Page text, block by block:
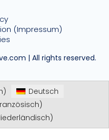
(Impressum)
| All rights reserved.
)
Deutsch
)
)